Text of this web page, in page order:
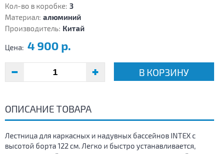
Кол-во в коробке: 3
Материал: алюминий
Производитель: Китай
Цена: 4 900 р.
В КОРЗИНУ
ОПИСАНИЕ ТОВАРА
Лестница для каркасных и надувных бассейнов INTEX с
высотой борта 122 см. Легко и быстро устанавливается,